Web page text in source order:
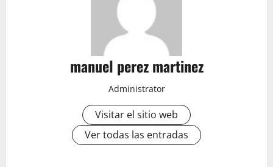
manuel perez martinez
Administrator
Visitar el sitio web
Ver todas las entradas